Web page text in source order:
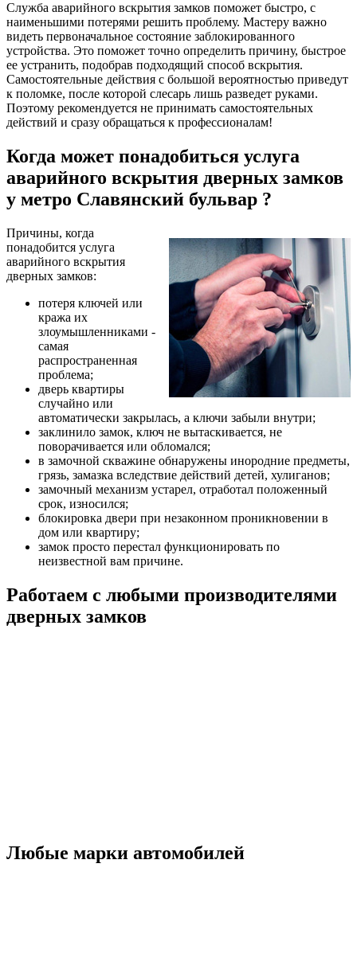
Служба аварийного вскрытия замков поможет быстро, с
наименьшими потерями решить проблему. Мастеру важно
видеть первоначальное состояние заблокированного
устройства. Это поможет точно определить причину, быстрое
ее устранить, подобрав подходящий способ вскрытия.
Самостоятельные действия с большой вероятностью приведут
к поломке, после которой слесарь лишь разведет руками.
Поэтому рекомендуется не принимать самостоятельных
действий и сразу обращаться к профессионалам!
Когда может понадобиться услуга
аварийного вскрытия дверных замков
у метро Славянский бульвар ?
Причины, когда
понадобится услуга
аварийного вскрытия
дверных замков:
потеря ключей или
кража их
злоумышленниками -
самая
распространенная
проблема;
дверь квартиры
случайно или
автоматически закрылась, а ключи забыли внутри;
заклинило замок, ключ не вытаскивается, не
поворачивается или обломался;
в замочной скважине обнаружены инородние предметы,
грязь, замазка вследствие действий детей, хулиганов;
замочный механизм устарел, отработал положенный
срок, износился;
блокировка двери при незаконном проникновении в
дом или квартиру;
замок просто перестал функционировать по
неизвестной вам причине.
Работаем с любыми производителями
дверных замков
Любые марки автомобилей